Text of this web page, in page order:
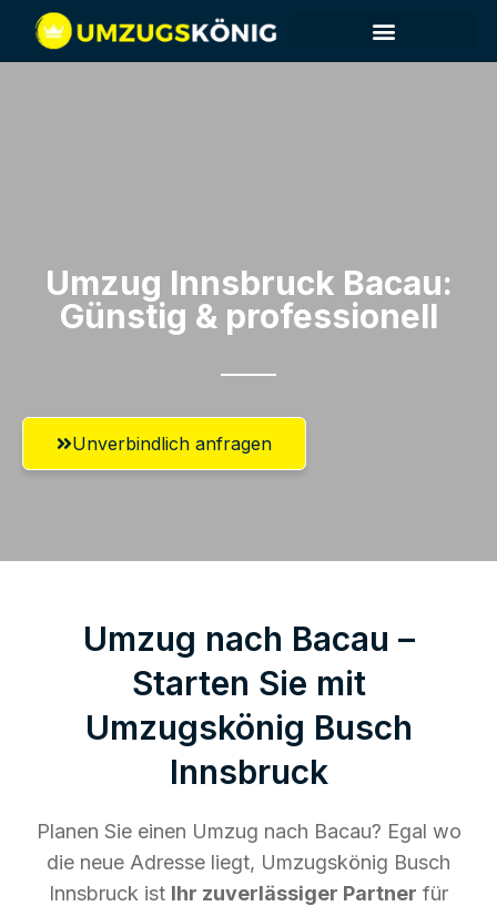
Umzug Innsbruck​ Bacau:
Günstig & professionell​
Unverbindlich anfragen
Umzug nach Bacau –
Starten Sie mit
Umzugskönig Busch
Innsbruck
Planen Sie einen Umzug nach Bacau? Egal wo
die neue Adresse liegt, Umzugskönig Busch
Innsbruck ist Ihr zuverlässiger Partner für